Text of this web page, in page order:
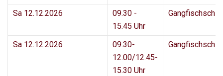
Sa 12.12.2026
09.30 -
15.45 Uhr
Sa 12.12.2026
09.30-
12.00/12.45-
15.30 Uhr